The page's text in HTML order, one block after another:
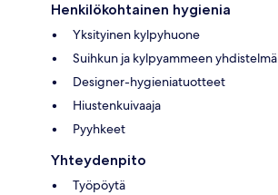
Henkilökohtainen hygienia
Yksityinen kylpyhuone
Suihkun ja kylpyammeen yhdistelmä
Designer-hygieniatuotteet
Hiustenkuivaaja
Pyyhkeet
Yhteydenpito
Työpöytä